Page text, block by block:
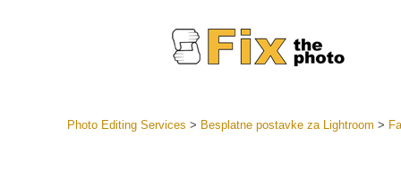
Photo Editing Services > Besplatne postavke za Lightroom >